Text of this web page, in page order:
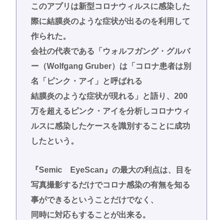
このアプリは新型コロナウィルスに感染した
際に結膜炎のような症状が出るのを利用して
作られた。
会社の代表である「ウォルフガング・グルバ
ー（Wolfgang Gruber）は「コロナ患者は別
名「ピンク・アイ」と呼ばれる
結膜炎のような症状が現れる」と語り、200
万を超えるピンク・アイを分析しコロナウィ
ルスに感染したケースを識別することに成功
したという。
『Semic EyeScan』の最大の利点は、目を
写真撮影するだけでコロナ感染の有無を知る
事ができるということだけでなく、
同時に対応もすることが出来る。